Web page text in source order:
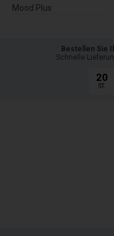
Mood Plus
Bestellen Sie
Schnelle
20
ST.